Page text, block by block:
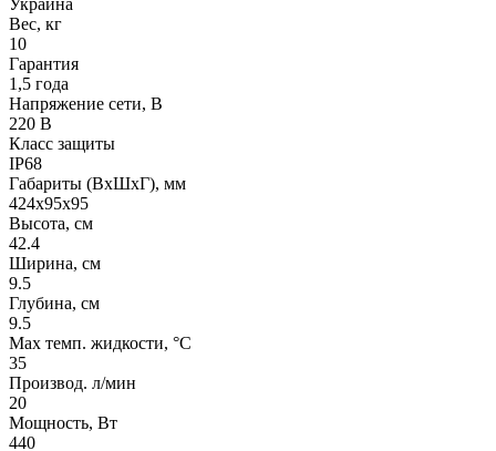
Вес, кг
10
Гарантия
1,5 года
Напряжение сети, В
220 В
Класс защиты
IP68
Габариты (ВхШхГ), мм
424х95х95
Высота, см
42.4
Ширина, см
9.5
Глубина, см
9.5
Max темп. жидкости, °С
35
Производ. л/мин
20
Мощность, Вт
440